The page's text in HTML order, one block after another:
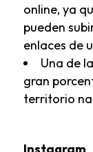
online, ya
pueden
enlaces de
Una de
gran
territorio
Instagram